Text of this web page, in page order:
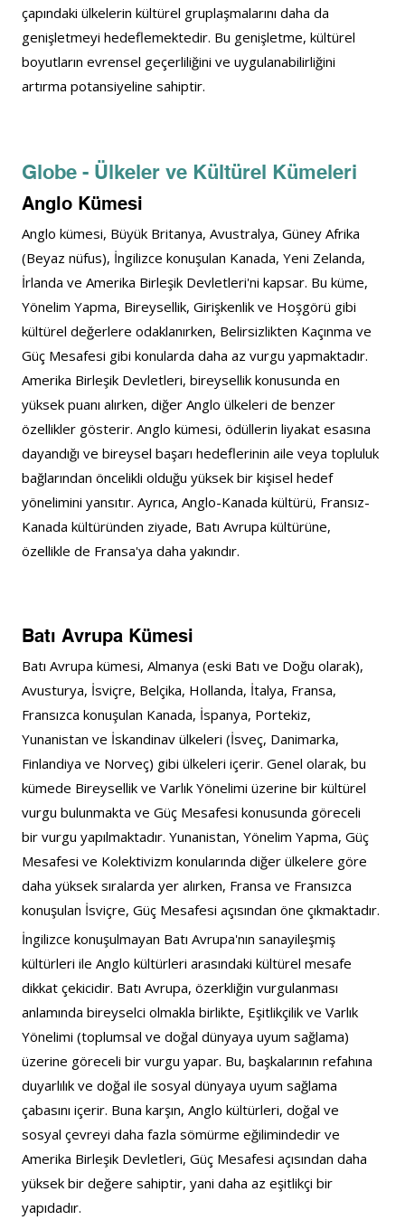
çapındaki ülkelerin kültürel gruplaşmalarını daha da
genişletmeyi hedeflemektedir. Bu genişletme, kültürel
boyutların evrensel geçerliliğini ve uygulanabilirliğini
artırma potansiyeline sahiptir.
Globe - Ülkeler ve Kültürel Kümeleri
Anglo Kümesi
Anglo kümesi, Büyük Britanya, Avustralya, Güney Afrika
(Beyaz nüfus), İngilizce konuşulan Kanada, Yeni Zelanda,
İrlanda ve Amerika Birleşik Devletleri'ni kapsar. Bu küme,
Yönelim Yapma, Bireysellik, Girişkenlik ve Hoşgörü gibi
kültürel değerlere odaklanırken, Belirsizlikten Kaçınma ve
Güç Mesafesi gibi konularda daha az vurgu yapmaktadır.
Amerika Birleşik Devletleri, bireysellik konusunda en
yüksek puanı alırken, diğer Anglo ülkeleri de benzer
özellikler gösterir. Anglo kümesi, ödüllerin liyakat esasına
dayandığı ve bireysel başarı hedeflerinin aile veya topluluk
bağlarından öncelikli olduğu yüksek bir kişisel hedef
yönelimini yansıtır. Ayrıca, Anglo-Kanada kültürü, Fransız-
Kanada kültüründen ziyade, Batı Avrupa kültürüne,
özellikle de Fransa'ya daha yakındır.
Batı Avrupa Kümesi
Batı Avrupa kümesi, Almanya (eski Batı ve Doğu olarak),
Avusturya, İsviçre, Belçika, Hollanda, İtalya, Fransa,
Fransızca konuşulan Kanada, İspanya, Portekiz,
Yunanistan ve İskandinav ülkeleri (İsveç, Danimarka,
Finlandiya ve Norveç) gibi ülkeleri içerir. Genel olarak, bu
kümede Bireysellik ve Varlık Yönelimi üzerine bir kültürel
vurgu bulunmakta ve Güç Mesafesi konusunda göreceli
bir vurgu yapılmaktadır. Yunanistan, Yönelim Yapma, Güç
Mesafesi ve Kolektivizm konularında diğer ülkelere göre
daha yüksek sıralarda yer alırken, Fransa ve Fransızca
konuşulan İsviçre, Güç Mesafesi açısından öne çıkmaktadır.
İngilizce konuşulmayan Batı Avrupa'nın sanayileşmiş
kültürleri ile Anglo kültürleri arasındaki kültürel mesafe
dikkat çekicidir. Batı Avrupa, özerkliğin vurgulanması
anlamında bireyselci olmakla birlikte, Eşitlikçilik ve Varlık
Yönelimi (toplumsal ve doğal dünyaya uyum sağlama)
üzerine göreceli bir vurgu yapar. Bu, başkalarının refahına
duyarlılık ve doğal ile sosyal dünyaya uyum sağlama
çabasını içerir. Buna karşın, Anglo kültürleri, doğal ve
sosyal çevreyi daha fazla sömürme eğilimindedir ve
Amerika Birleşik Devletleri, Güç Mesafesi açısından daha
yüksek bir değere sahiptir, yani daha az eşitlikçi bir
yapıdadır.